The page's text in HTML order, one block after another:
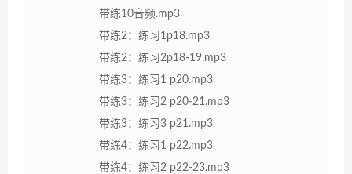
带练10音频.mp3
带练2：练习1p18.mp3
带练2：练习2p18-19.mp3
带练3：练习1 p20.mp3
带练3：练习2 p20-21.mp3
带练3：练习3 p21.mp3
带练4：练习1 p22.mp3
带练4：练习2 p22-23.mp3